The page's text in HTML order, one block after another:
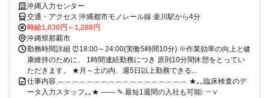
沖縄入力センター
交通・アクセス 沖縄都市モノレール線 壷川駅から4分
時給1,030円～1,288円
沖縄県那覇市
勤務時間詳細 ⏰18:00～24:00(実働5時間10分) ※作業効率の向上と健
康維持のために、 1時間連続勤務につき 原則10分間休憩をとってい
ただきます。 ★月～土の内、週5日以上勤務できる...
仕事内容 ︵︵︵︵︵︵︵︵︵︵︵︵︵︵︵︵︵︵ ★｡｡臨床検査のデ
ータ入力スタッフ｡｡★ ―― ✎.最短1週間の入社も可能❕ ︶∨